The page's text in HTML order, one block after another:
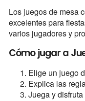
Los juegos de mesa
excelentes para
varios jugadores y
Cómo jugar a
Elige un juego
Explica las
Juega y